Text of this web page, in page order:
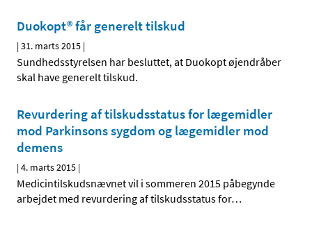
Duokopt® får generelt tilskud
|31. marts 2015 |
Sundhedsstyrelsen har besluttet, at Duokopt øjendråber
skal have generelt tilskud.
Revurdering af tilskudsstatus for lægemidler
mod Parkinsons sygdom og lægemidler mod
demens
|4. marts 2015 |
Medicintilskudsnævnet vil i sommeren 2015 påbegynde
arbejdet med revurdering af tilskudsstatus for…